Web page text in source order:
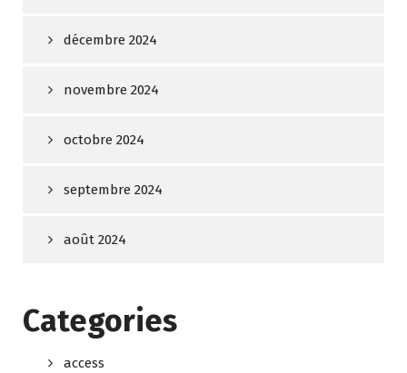
décembre 2024
novembre 2024
octobre 2024
septembre 2024
août 2024
Categories
access